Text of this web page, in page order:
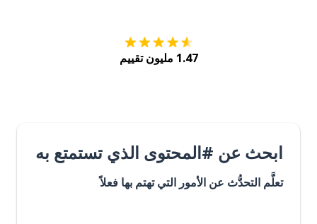
1.47 مليون تقييم
ابحث عن #المحتوى الذي تستمتع به
تعلَّم التحدُّث عن الأمور التي تهتم بها فعلاً